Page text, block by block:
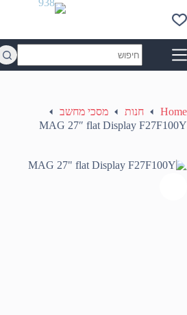
to
content
results
Home חנות
מסכי מחשב
MAG 27″ flat Display F27F100Y